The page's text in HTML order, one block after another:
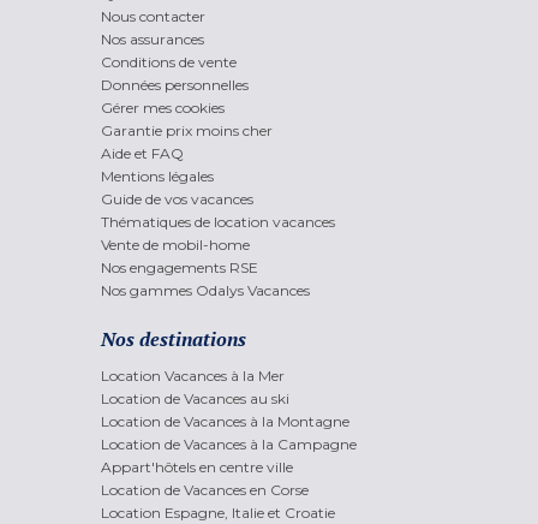
Nous contacter
Nos assurances
Conditions de vente
Données personnelles
Gérer mes cookies
Garantie prix moins cher
Aide et FAQ
Mentions légales
Guide de vos vacances
Thématiques de location vacances
Vente de mobil-home
Nos engagements RSE
Nos gammes Odalys Vacances
Nos destinations
Location Vacances à la Mer
Location de Vacances au ski
Location de Vacances à la Montagne
Location de Vacances à la Campagne
Appart'hôtels en centre ville
Location de Vacances en Corse
Location Espagne, Italie et Croatie